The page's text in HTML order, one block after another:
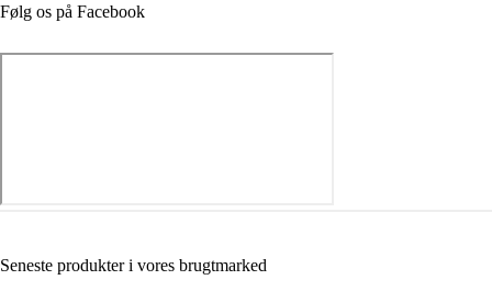
Følg os på Facebook
Seneste produkter i vores brugtmarked